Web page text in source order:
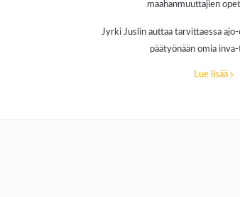
maahanmuuttajien
Jyrki Juslin auttaa tarvittaessa ajo-
päätyönään omia
Lue lisää